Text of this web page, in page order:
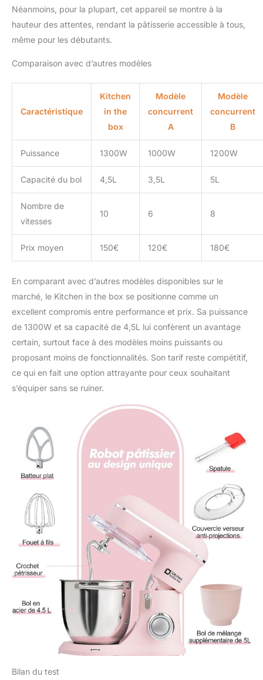
compatibles avec le lave-
vaisselle pour un
Néanmoins, pour la plupart, cet appareil se montre à la
hauteur des attentes, rendant la pâtisserie accessible à tous,
même pour les débutants.
Comparaison avec d’autres modèles
Caractéristique
Kitchen
in the
box
Modèle
concurrent
A
Modèle
concurrent
B
Puissance 1300W 1000W 1200W
Capacité du bol 4,5L 3,5L 5L
Nombre de
vitesses
10 6 8
Prix moyen 150€ 120€ 180€
En comparant avec d’autres modèles disponibles sur le
marché, le Kitchen in the box se positionne comme un
excellent compromis entre performance et prix. Sa puissance
de 1300W et sa capacité de 4,5L lui confèrent un avantage
certain, surtout face à des modèles moins puissants ou
proposant moins de fonctionnalités. Son tarif reste compétitif,
ce qui en fait une option attrayante pour ceux souhaitant
s’équiper sans se ruiner.
Bilan du test